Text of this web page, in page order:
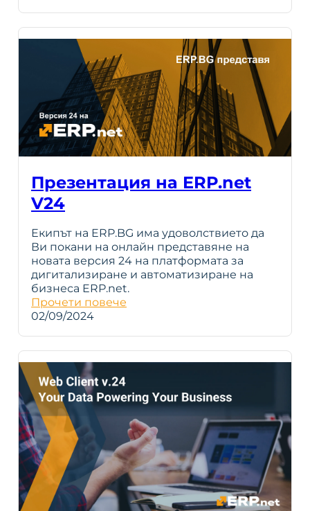
Презентация на ERP.net
V24
Екипът на ERP.BG има удоволствието да
Ви покани на онлайн представяне на
новата версия 24 на платформата за
дигитализиране и автоматизиране на
бизнеса ERP.net.
Прочети повече
02/09/2024